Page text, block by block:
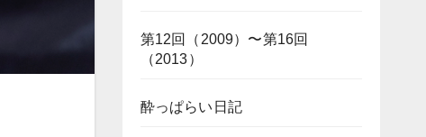
第12回（2009）〜第16回
（2013）
酔っぱらい日記